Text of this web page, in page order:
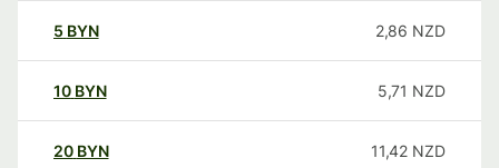
5 BYN 2,86 NZD
10 BYN 5,71 NZD
20 BYN 11,42 NZD